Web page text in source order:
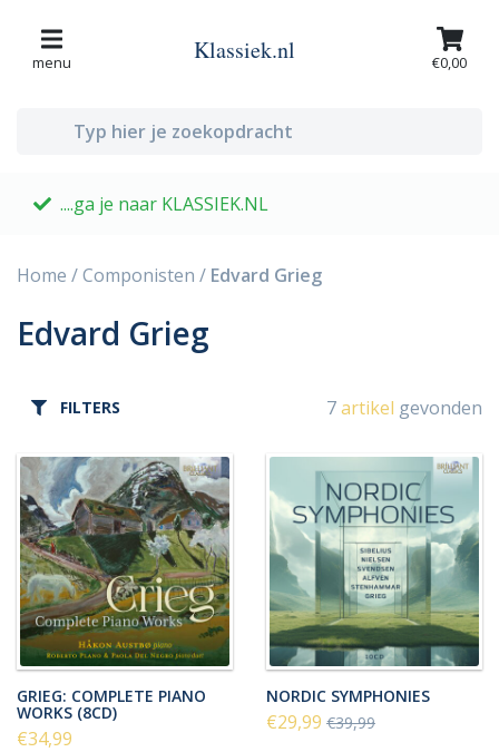
menu Klassiek.nl €0,00
....ga je naar KLASSIEK.NL
Home /Componisten / Edvard Grieg
Edvard Grieg
FILTERS 7artikel gevonden
GRIEG: COMPLETE PIANO
WORKS (8CD)
€34,99
NORDIC SYMPHONIES
€29,99 €39,99